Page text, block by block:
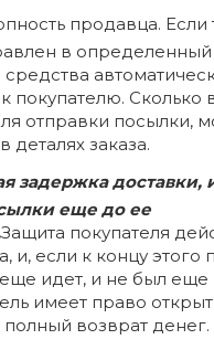
продавца. Если
в определенный
к покупателю. Сколько
отправки посылки,
деталях заказа.
задержка доставки,
еще до ее
Защита покупателя
и, если к концу этого
идет, и не был еще
имеет право
полный возврат денег.